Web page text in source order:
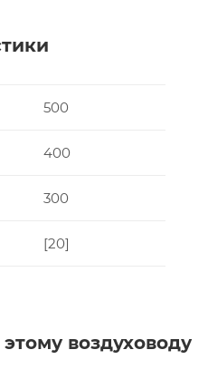
500
400
300
[20]
воздуховоду